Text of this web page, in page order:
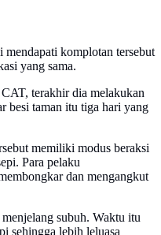
komplotan tersebut
yang sama.
terakhir dia melakukan
besi taman itu tiga hari yang
memiliki modus beraksi
Para pelaku
dan mengangkut
subuh. Waktu itu
sehingga lebih leluasa